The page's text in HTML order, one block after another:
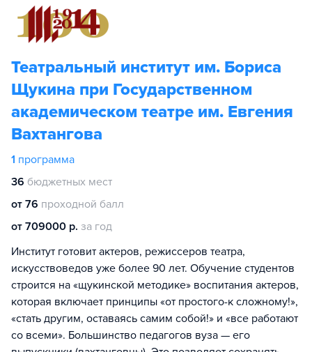
Театральный институт им. Бориса
Щукина при Государственном
академическом театре им. Евгения
Вахтангова
1 программа
36 бюджетных мест
от 76 проходной балл
от 709000 р. за год
Институт готовит актеров, режиссеров театра,
искусствоведов уже более 90 лет. Обучение студентов
строится на «щукинской методике» воспитания актеров,
которая включает принципы «от простого-к сложному!»,
«стать другим, оставаясь самим собой!» и «все работают
со всеми». Большинство педагогов вуза — его